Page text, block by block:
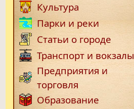
Культура
Парки и реки
Статьи о городе
Транспорт и вокзалы
Предприятия и
торговля
Образование